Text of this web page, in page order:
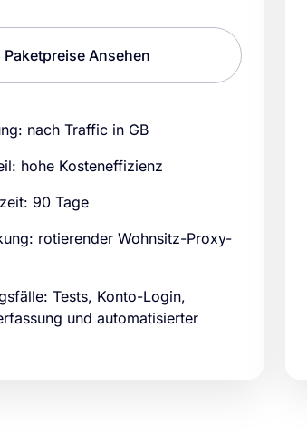
Paketpreise Ansehen
nach Traffic in GB
hohe Kosteneffizienz
90 Tage
rotierender Wohnsitz-Proxy-
Tests, Konto-Login,
und automatisierter